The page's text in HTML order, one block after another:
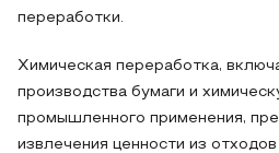
переработки.
Химическая переработка,
производства бумаги и
промышленного применения,
извлечения ценности из